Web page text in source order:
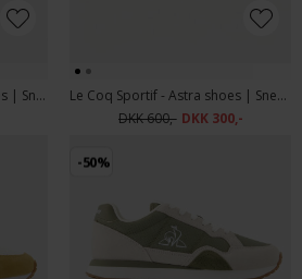
Le Coq Sportif - Master shoes | Sneakers Optical White Insignia Blue
Le Coq Sportif - Astra shoes | Sneakers 479 Pageant Blue
DKK 600,- DKK 300,-
-50%